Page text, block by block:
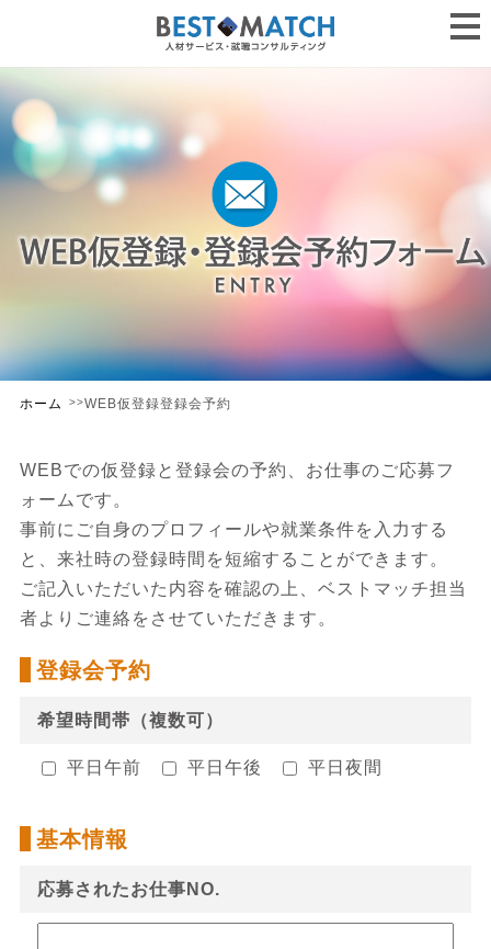
ホーム >>WEB仮登録登録会予約
WEBでの仮登録と登録会の予約、お仕事のご応募フ
ォームです。
事前にご自身のプロフィールや就業条件を入力する
と、来社時の登録時間を短縮することができます。
ご記入いただいた内容を確認の上、ベストマッチ担当
者よりご連絡をさせていただきます。
登録会予約
希望時間帯（複数可）
平日午前 平日午後 平日夜間
基本情報
応募されたお仕事NO.